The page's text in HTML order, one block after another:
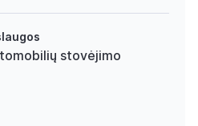
stovėjimo